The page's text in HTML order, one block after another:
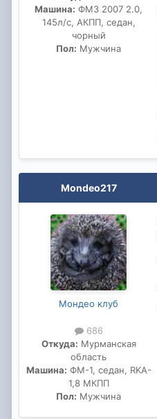
Машина: ФМ3 2007 2.0,
145л/с, АКПП, седан,
чорный
Пол: Мужчина
Mondeo217
Мондео клуб
686
Откуда: Мурманская
область
Машина: ФМ-1, седан, RKA-
1,8 МКПП
Пол: Мужчина